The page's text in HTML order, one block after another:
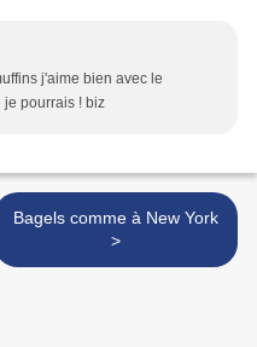
j'aime bien avec le
je pourrais ! biz
Bagels comme à New York
>